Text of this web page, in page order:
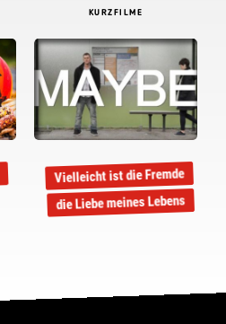
KURZFILME
Vielleicht ist die Fremde
die Liebe meines Lebens